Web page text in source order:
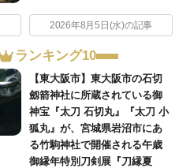
2026年8月5日(水)の記事
ランキング10
【東大阪市】東大阪市の石切
劔箭神社に所蔵されている御
神宝『太刀 石切丸』『太刀 小
狐丸』が、宮城県岩沼市にあ
る竹駒神社で開催される午歳
御縁年特別刀剣展『刀縁夏